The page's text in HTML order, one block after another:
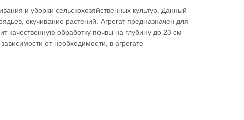
и уборки сельскохозяйственных культур. Данный
окучивание растений. Агрегат предназначен для
качественную обработку почвы на глубину до 23 см
от необходимости, в агрегате